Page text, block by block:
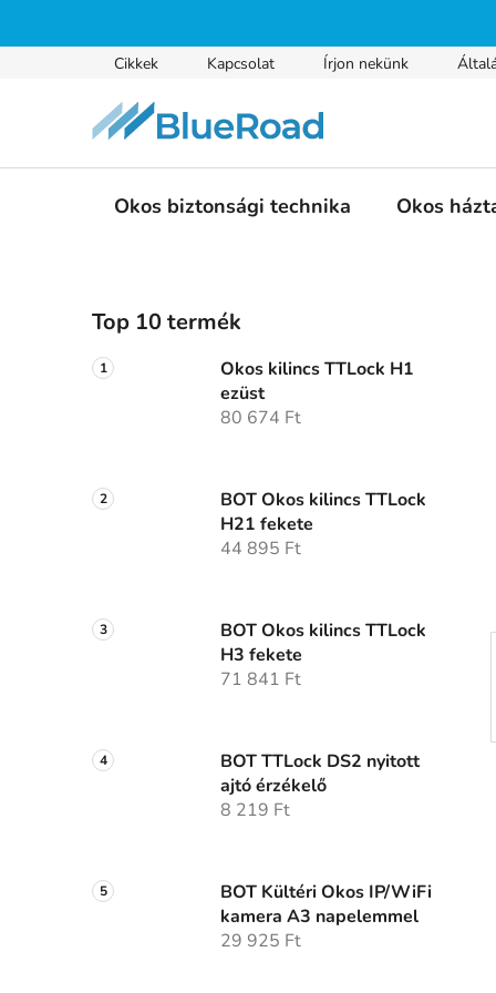
Cikkek Kapcsolat Írjon nekünk
Okos biztonsági technika Okos
l
d
a
p
l
Top 10 termék
Okos kilincs TTLock H1
ezüst
80 674 Ft
BOT Okos kilincs TTLock
H21 fekete
44 895 Ft
BOT Okos kilincs TTLock
H3 fekete
71 841 Ft
BOT TTLock DS2 nyitott
ajtó érzékelő
8 219 Ft
BOT Kültéri Okos IP/WiFi
kamera A3 napelemmel
29 925 Ft